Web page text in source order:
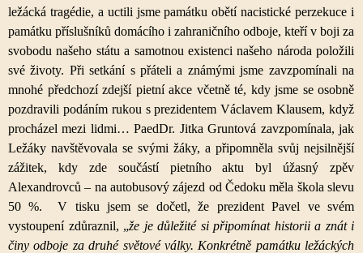
ležácká tragédie, a uctili jsme památku obětí nacistické perzekuce i
památku příslušníků domácího i zahraničního odboje, kteří v boji za
svobodu našeho státu a samotnou existenci našeho národa položili
své životy. Při setkání s přáteli a známými jsme zavzpomínali na
mnohé předchozí zdejší pietní akce včetně té, kdy jsme se osobně
pozdravili podáním rukou s prezidentem Václavem Klausem, když
procházel mezi lidmi… PaedDr. Jitka Gruntová zavzpomínala, jak
Ležáky navštěvovala se svými žáky, a připomněla svůj nejsilnější
zážitek, kdy zde součástí pietního aktu byl úžasný zpěv
Alexandrovců – na autobusový zájezd od Čedoku měla škola slevu
50 %. V tisku jsem se dočetl, že prezident Pavel ve svém
vystoupení zdůraznil, „že je důležité si připomínat historii a znát i
činy odboje za druhé světové války. Konkrétně památku ležáckých